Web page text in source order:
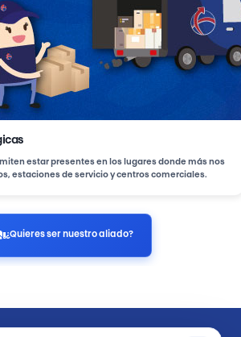
estar presentes en los lugares donde más nos
estaciones de servicio y centros comerciales.
¿Quieres ser nuestro aliado?